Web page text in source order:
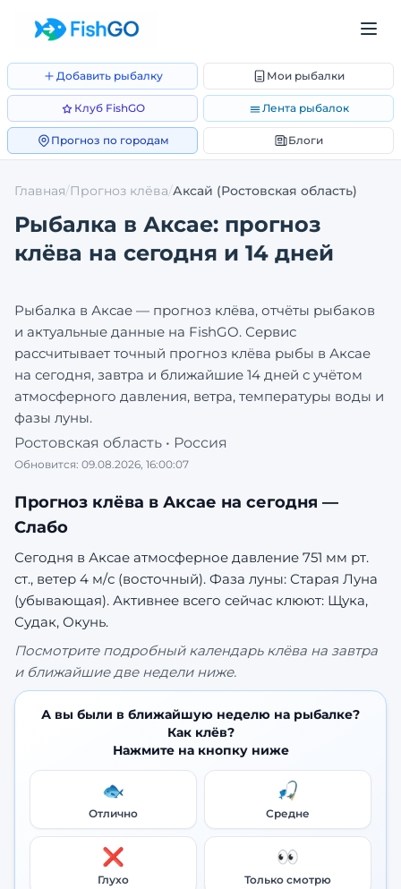
Добавить рыбалку Мои рыбалки
Клуб FishGO Лента рыбалок
Прогноз по городам Блоги
Главная/Прогноз клёва/Аксай (Ростовская область)
Рыбалка в Аксае: прогноз
клёва на сегодня и 14 дней
Рыбалка в Аксае — прогноз клёва, отчёты рыбаков
и актуальные данные на FishGO. Сервис
рассчитывает точный прогноз клёва рыбы в Аксае
на сегодня, завтра и ближайшие 14 дней с учётом
атмосферного давления, ветра, температуры воды и
фазы луны.
Ростовская область • Россия
Обновится: 09.08.2026, 16:00:07
Прогноз клёва в Аксае на сегодня —
Слабо
Сегодня в Аксае атмосферное давление 751 мм рт.
ст., ветер 4 м/с (восточный). Фаза луны: Старая Луна
(убывающая). Активнее всего сейчас клюют: Щука,
Судак, Окунь.
Посмотрите подробный календарь клёва на завтра
и ближайшие две недели ниже.
А вы были в ближайшую неделю на рыбалке?
Как клёв?
Нажмите на кнопку ниже
🐟
Отлично
🎣
Средне
❌
Глухо
👀
Только смотрю